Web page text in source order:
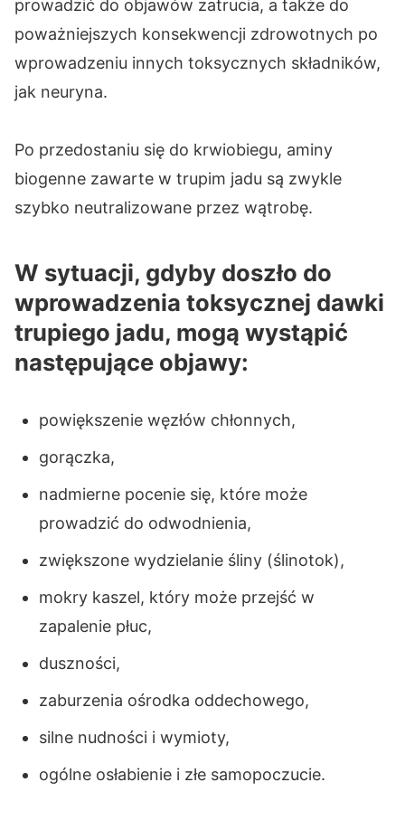
prowadzić do objawów zatrucia, a także do
poważniejszych konsekwencji zdrowotnych po
wprowadzeniu innych toksycznych składników,
jak neuryna.
Po przedostaniu się do krwiobiegu, aminy
biogenne zawarte w trupim jadu są zwykle
szybko neutralizowane przez wątrobę.
W sytuacji, gdyby doszło do
wprowadzenia toksycznej dawki
trupiego jadu, mogą wystąpić
następujące objawy:
powiększenie węzłów chłonnych,
gorączka,
nadmierne pocenie się, które może
prowadzić do odwodnienia,
zwiększone wydzielanie śliny (ślinotok),
mokry kaszel, który może przejść w
zapalenie płuc,
duszności,
zaburzenia ośrodka oddechowego,
silne nudności i wymioty,
ogólne osłabienie i złe samopoczucie.